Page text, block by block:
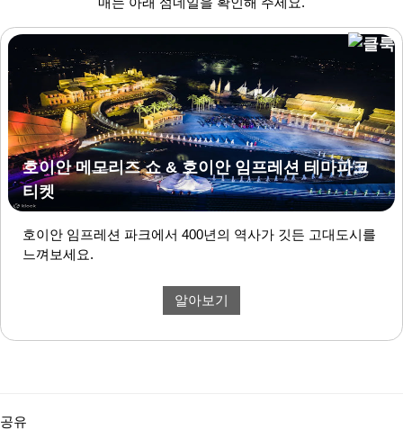
호이안 메모리즈 쇼 & 호이안 임프레션 테마파크
티켓
호이안 임프레션 파크에서 400년의 역사가 깃든 고대도시를
느껴보세요.
알아보기
공유